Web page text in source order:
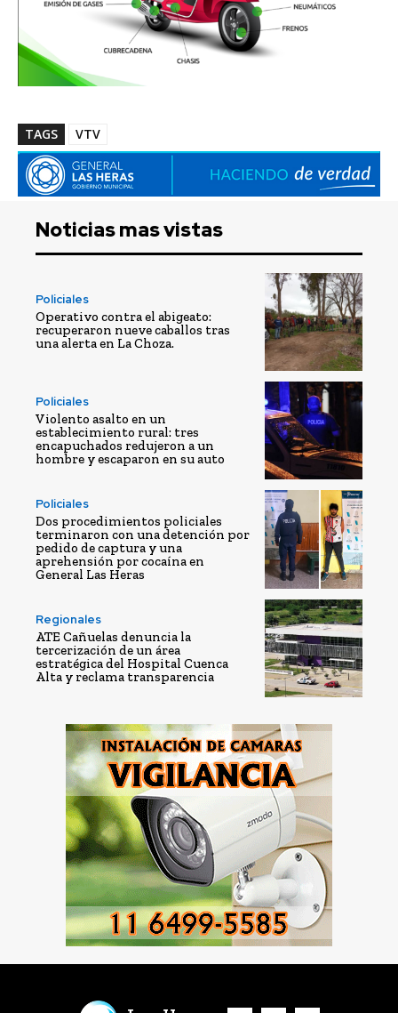
TAGS VTV
Noticias mas vistas
Policiales
Operativo contra el abigeato:
recuperaron nueve caballos tras
una alerta en La Choza.
Policiales
Violento asalto en un
establecimiento rural: tres
encapuchados redujeron a un
hombre y escaparon en su auto
Policiales
Dos procedimientos policiales
terminaron con una detención por
pedido de captura y una
aprehensión por cocaína en
General Las Heras
Regionales
ATE Cañuelas denuncia la
tercerización de un área
estratégica del Hospital Cuenca
Alta y reclama transparencia